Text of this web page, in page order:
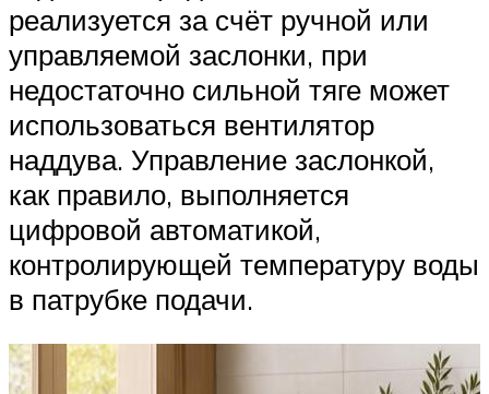
реализуется за счёт ручной или
управляемой заслонки, при
недостаточно сильной тяге может
использоваться вентилятор
наддува. Управление заслонкой,
как правило, выполняется
цифровой автоматикой,
контролирующей температуру воды
в патрубке подачи.